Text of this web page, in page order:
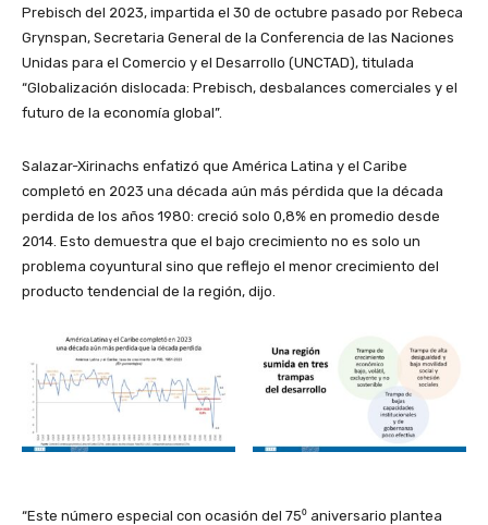
Prebisch del 2023, impartida el 30 de octubre pasado por Rebeca
Grynspan, Secretaria General de la Conferencia de las Naciones
Unidas para el Comercio y el Desarrollo (UNCTAD), titulada
“Globalización dislocada: Prebisch, desbalances comerciales y el
futuro de la economía global”.
Salazar-Xirinachs enfatizó que América Latina y el Caribe
completó en 2023 una década aún más pérdida que la década
perdida de los años 1980: creció solo 0,8% en promedio desde
2014. Esto demuestra que el bajo crecimiento no es solo un
problema coyuntural sino que reflejo el menor crecimiento del
producto tendencial de la región, dijo.
“Este número especial con ocasión del 75⁰ aniversario plantea